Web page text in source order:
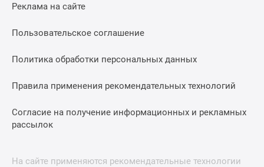
Реклама на сайте
Пользовательское соглашение
Политика обработки персональных данных
Правила применения рекомендательных технологий
Согласие на получение информационных и рекламных
рассылок
На сайте применяются рекомендательные технологии